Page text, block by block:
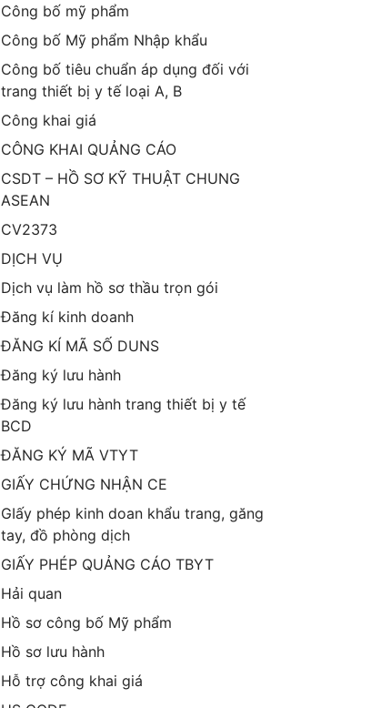
Công bố mỹ phẩm
Công bố Mỹ phẩm Nhập khẩu
Công bố tiêu chuẩn áp dụng đối với
trang thiết bị y tế loại A, B
Công khai giá
CÔNG KHAI QUẢNG CÁO
CSDT – HỒ SƠ KỸ THUẬT CHUNG
ASEAN
CV2373
DỊCH VỤ
Dịch vụ làm hồ sơ thầu trọn gói
Đăng kí kinh doanh
ĐĂNG KÍ MÃ SỐ DUNS
Đăng ký lưu hành
Đăng ký lưu hành trang thiết bị y tế
BCD
ĐĂNG KÝ MÃ VTYT
GIẤY CHỨNG NHẬN CE
GIấy phép kinh doan khẩu trang, găng
tay, đồ phòng dịch
GIẤY PHÉP QUẢNG CÁO TBYT
Hải quan
Hồ sơ công bố Mỹ phẩm
Hồ sơ lưu hành
Hỗ trợ công khai giá